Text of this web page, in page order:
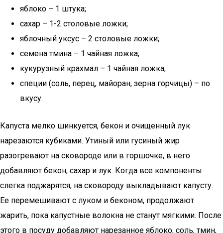
яблоко – 1 штука;
сахар – 1-2 столовые ложки;
яблочный уксус – 2 столовые ложки;
семена тмина – 1 чайная ложка;
кукурузный крахмал – 1 чайная ложка;
специи (соль, перец, майоран, зерна горчицы) – по
вкусу.
Капуста мелко шинкуется, бекон и очищенный лук
нарезаются кубиками. Утиный или гусиный жир
разогревают на сковороде или в горшочке, в него
добавляют бекон, сахар и лук. Когда все компоненты
слегка поджарятся, на сковороду выкладывают капусту.
Ее перемешивают с луком и беконом, продолжают
жарить, пока капустные волокна не станут мягкими. После
этого в посуду добавляют нарезанное яблоко, соль, тмин,